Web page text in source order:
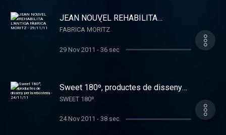
JEAN NOUVEL REHABILITA
L'ANTIGA FÀBRICA MORITZ -
29/11/11
FABRICA MORITZ
29 Nov 2011 - 36 sec
Sweet 180º, productes de disseny
per la rebosteria - 24/11/11
SWEET 180º
24 Nov 2011 - 38 sec